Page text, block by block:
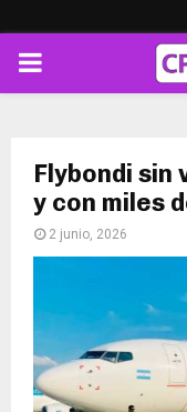
PRIMARY
Flybondi sin
y con miles
2 junio, 2026